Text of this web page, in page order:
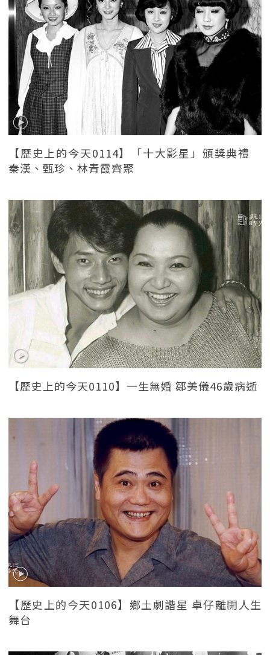
【歷史上的今天0114】「十大影星」頒獎典禮
秦漢、甄珍、林青霞齊聚
【歷史上的今天0110】一生無婚 鄒美儀46歲病逝
【歷史上的今天0106】鄉土劇諧星 卓仔離開人生
舞台